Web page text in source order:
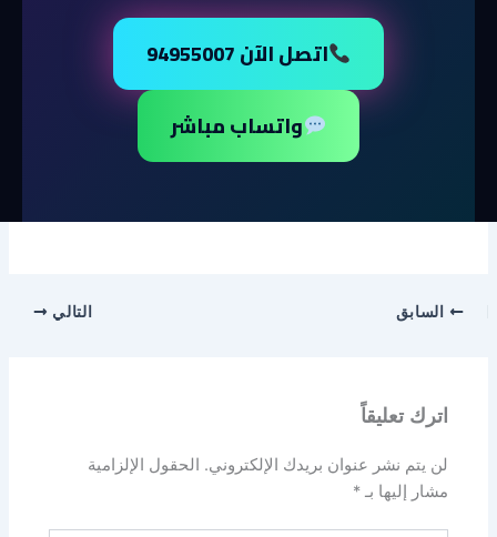
اتصل الآن 94955007
واتساب مباشر
السابق التالي
اترك تعليقاً
لن يتم نشر عنوان بريدك الإلكتروني. الحقول الإلزامية
مشار إليها بـ*